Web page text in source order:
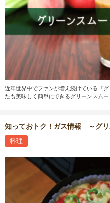
近年世界中でファンが増え続けている『
たも美味しく簡単にできるグリーンスム
知っておトク！ガス情報 ～グリ
料理